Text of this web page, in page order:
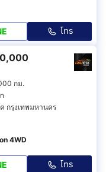
โทร
กม.
กรุงเทพมหานคร
4WD
โทร